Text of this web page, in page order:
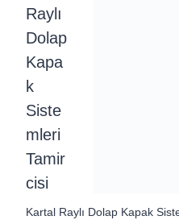
Raylı
Dolap
Kapa
k
Siste
mleri
Tamir
cisi
Kartal Raylı Dolap Kapak